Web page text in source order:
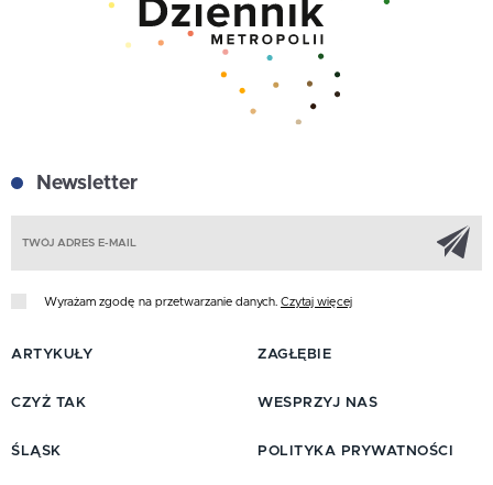
Newsletter
Wyrażam zgodę na przetwarzanie danych. Czytaj więcej
ARTYKUŁY
CZYŻ TAK
ŚLĄSK
ZAGŁĘBIE
WESPRZYJ NAS
POLITYKA PRYWATNOŚCI